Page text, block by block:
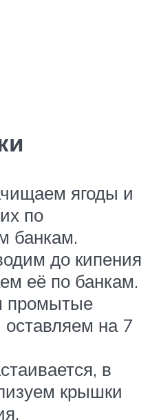
ягоды и
по
банкам.
до кипения
её по банкам.
промытые
на 7
в
крышки